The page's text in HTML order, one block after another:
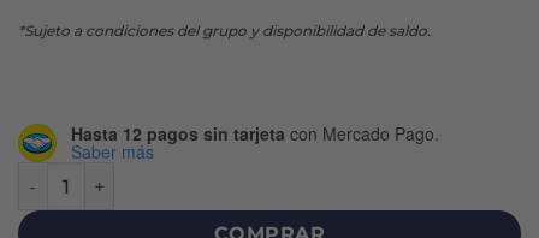
*Sujeto a condiciones del grupo y disponibilidad de saldo.
Hasta 12 pagos sin tarjeta con Mercado Pago.
Saber más